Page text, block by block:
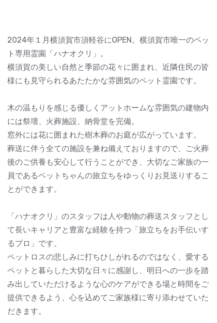
2024年１月横須賀市須軽谷にOPEN。横須賀市唯一のペッ
ト専用霊園「ハナオクリ」。
横須賀の美しい自然と季節の花々に囲まれ、近隣住民の皆
様にも見守られるあたたかな雰囲気のペット霊園です。
木の温もりを感じる優しくアットホームな雰囲気の建物内
には祭壇、火葬施設、納骨堂を完備。
窓外には花に囲まれた樹木葬のお庭が広がっています。
葬送に伴う全ての施設を兼ね備えておりますので、ご火葬
後のご供養も安心して行うことができ、大切なご家族の一
員であるペットちゃんの旅立ちをゆっくりお見送りするこ
とができます。
「ハナオクリ」のスタッフは人や動物の葬送スタッフとし
て長いキャリアと豊富な経験を持つ「旅立ちをお手伝いす
るプロ」です。
ペットロスの悲しみに打ちひしがれるのではなく、愛する
ペットと暮らした大切な日々に感謝し、明日への一歩を踏
み出していただけるような心のケアができる場と時間をご
提供できるよう、心を込めてご家族様に寄り添わせていた
だきます。